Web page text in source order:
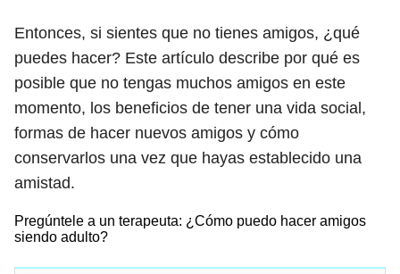
Entonces, si sientes que no tienes amigos, ¿qué
puedes hacer? Este artículo describe por qué es
posible que no tengas muchos amigos en este
momento, los beneficios de tener una vida social,
formas de hacer nuevos amigos y cómo
conservarlos una vez que hayas establecido una
amistad.
Pregúntele a un terapeuta: ¿Cómo puedo hacer amigos
siendo adulto?